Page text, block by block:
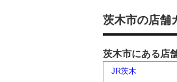
茨木市の店舗
茨木市にある店
JR茨木